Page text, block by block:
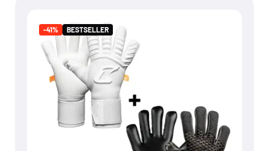
-41% BESTSELLER
ARTICO & NERO BUNDLE